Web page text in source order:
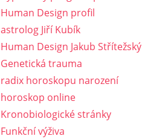
Human Design profil
astrolog Jiří Kubík
Human Design Jakub Střítežský
Genetická trauma
radix horoskopu narození
horoskop online
Kronobiologické stránky
Funkční výživa